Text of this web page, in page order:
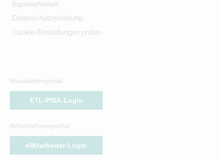
Barrierefreiheit
Datenschutzerklärung
Cookie-Einstellungen prüfen
Mandantenportal
ETL-PISA-Login
Arbeitnehmerportal
eMitarbeiter-Login